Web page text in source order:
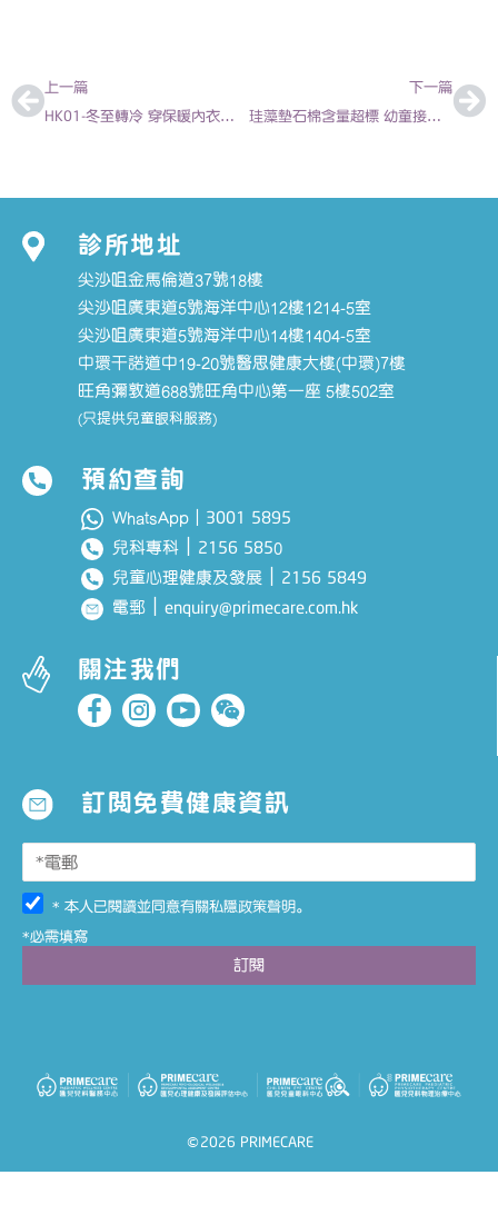
上一篇
HK01-冬至轉冷 穿保暖內衣就暖? 2020-12-17 | 陳欣永醫生
下一篇
珪藻墊石棉含量超標 幼童接觸早發病 – 徐梓筠 兒科專科醫生
診所地址
尖沙咀金馬倫道37號18樓
尖沙咀廣東道5號海洋中心12樓1214-5室
尖沙咀廣東道5號海洋中心14樓1404-5室
中環干諾道中19-20號醫思健康大樓(中環)7樓
旺角彌敦道688號旺角中心第一座 5樓502室
(只提供兒童眼科服務)
預約查詢
WhatsApp｜ 3001 5895
兒科專科 2156 5850
兒童心理健康及發展
2156 5849
電郵 ｜enquiry@primecare.com.hk
關注我們
訂閱免費健康資訊
* 本人已閱讀並同意有關私隱政策聲明。
*必需填寫
©2026 PRIMECARE